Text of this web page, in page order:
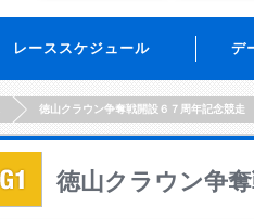
レーススケジュール デ
徳山クラウン争奪戦開設６７周年記念競走
徳山クラウン争